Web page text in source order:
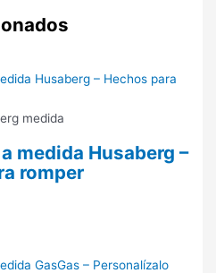
medida
medida Husaberg –
romper